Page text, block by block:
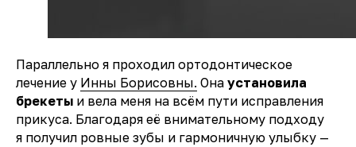
Параллельно я проходил ортодонтическое
лечение у Инны Борисовны. Она установила
брекеты и вела меня на всём пути исправления
прикуса. Благодаря её внимательному подходу
я получил ровные зубы и гармоничную улыбку —